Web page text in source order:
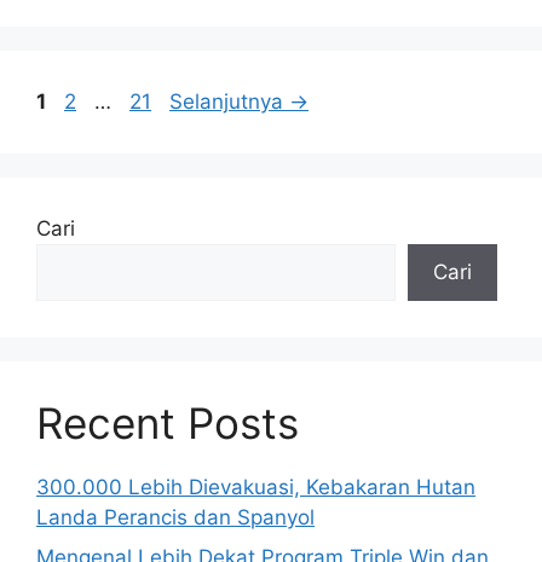
Halaman
1 Halaman
2 … Halaman
21 Selanjutnya →
Cari
Cari
Recent Posts
300.000 Lebih Dievakuasi, Kebakaran Hutan
Landa Perancis dan Spanyol